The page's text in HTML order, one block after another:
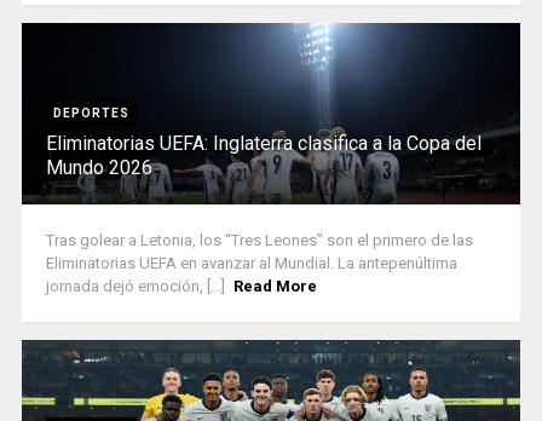
DEPORTES
Eliminatorias UEFA: Inglaterra clasifica a la Copa del
Mundo 2026
Tras golear a Letonia, los “Tres Leones” son el primero de las
Eliminatorias UEFA en avanzar al Mundial. La antepenúltima
jornada dejó emoción, [...]
Read More